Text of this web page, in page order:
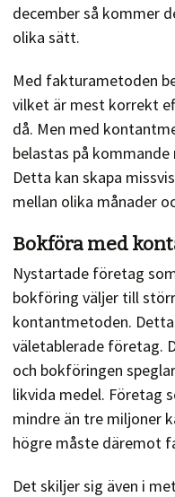
december så kommer
olika sätt.
Med fakturametoden
vilket är mest korrekt
då. Men med
belastas på
Detta kan skapa
mellan olika månader
Bokföra med
Nystartade företag
bokföring väljer till
kontantmetoden.
väletablerade företag.
och bokföringen
likvida medel. Företag
mindre än tre miljoner
högre måste däremot
Det skiljer sig även i